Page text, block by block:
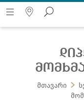
ძიება ვებ გვერდზე
მთავარი